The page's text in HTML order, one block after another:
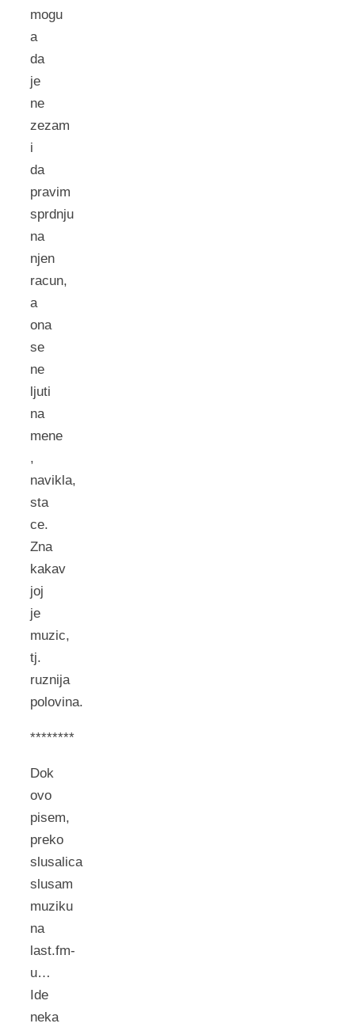
mogu
a
da
je
ne
zezam
i
da
pravim
sprdnju
na
njen
racun,
a
ona
se
ne
ljuti
na
mene
,
navikla,
sta
ce.
Zna
kakav
joj
je
muzic,
tj.
ruznija
polovina.
********
Dok
ovo
pisem,
preko
slusalica
slusam
muziku
na
last.fm-
u…
Ide
neka